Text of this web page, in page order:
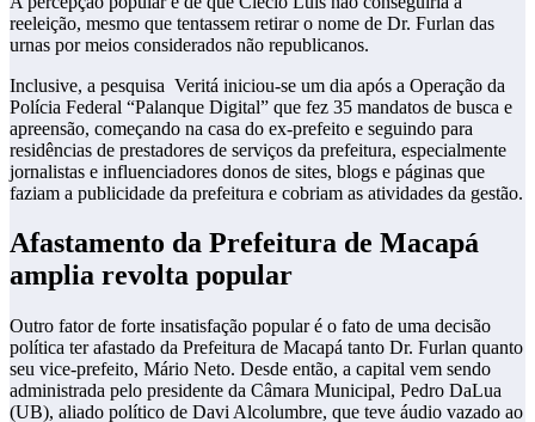
reeleição, mesmo que tentassem retirar o nome de Dr. Furlan das
urnas por meios considerados não republicanos.
Inclusive, a pesquisa Veritá iniciou-se um dia após a Operação da
Polícia Federal “Palanque Digital” que fez 35 mandatos de busca e
apreensão, começando na casa do ex-prefeito e seguindo para
residências de prestadores de serviços da prefeitura, especialmente
jornalistas e influenciadores donos de sites, blogs e páginas que
faziam a publicidade da prefeitura e cobriam as atividades da gestão.
Afastamento da Prefeitura de Macapá
amplia revolta popular
Outro fator de forte insatisfação popular é o fato de uma decisão
política ter afastado da Prefeitura de Macapá tanto Dr. Furlan quanto
seu vice-prefeito, Mário Neto. Desde então, a capital vem sendo
administrada pelo presidente da Câmara Municipal, Pedro DaLua
(UB), aliado político de Davi Alcolumbre, que teve áudio vazado ao